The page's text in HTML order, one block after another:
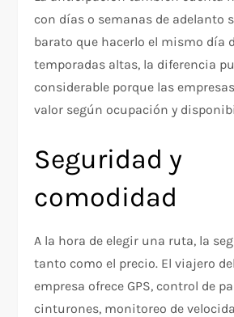
con días o semanas de adelanto
barato que hacerlo el mismo día
temporadas altas, la diferencia
considerable porque las
valor según ocupación y
Seguridad y
comodidad
A la hora de elegir una ruta, la
tanto como el precio. El viajero
empresa ofrece GPS, control de
cinturones, monitoreo de